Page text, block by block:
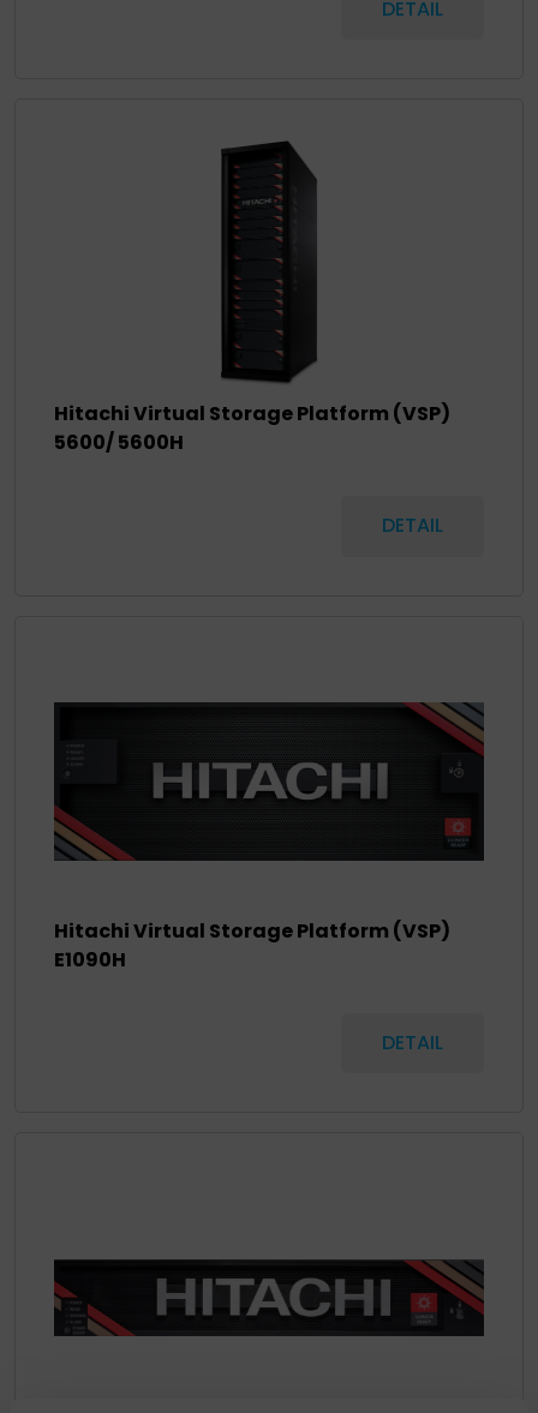
DETAIL
Hitachi Virtual Storage Platform (VSP)
5600/ 5600H
DETAIL
Hitachi Virtual Storage Platform (VSP)
E1090H
DETAIL